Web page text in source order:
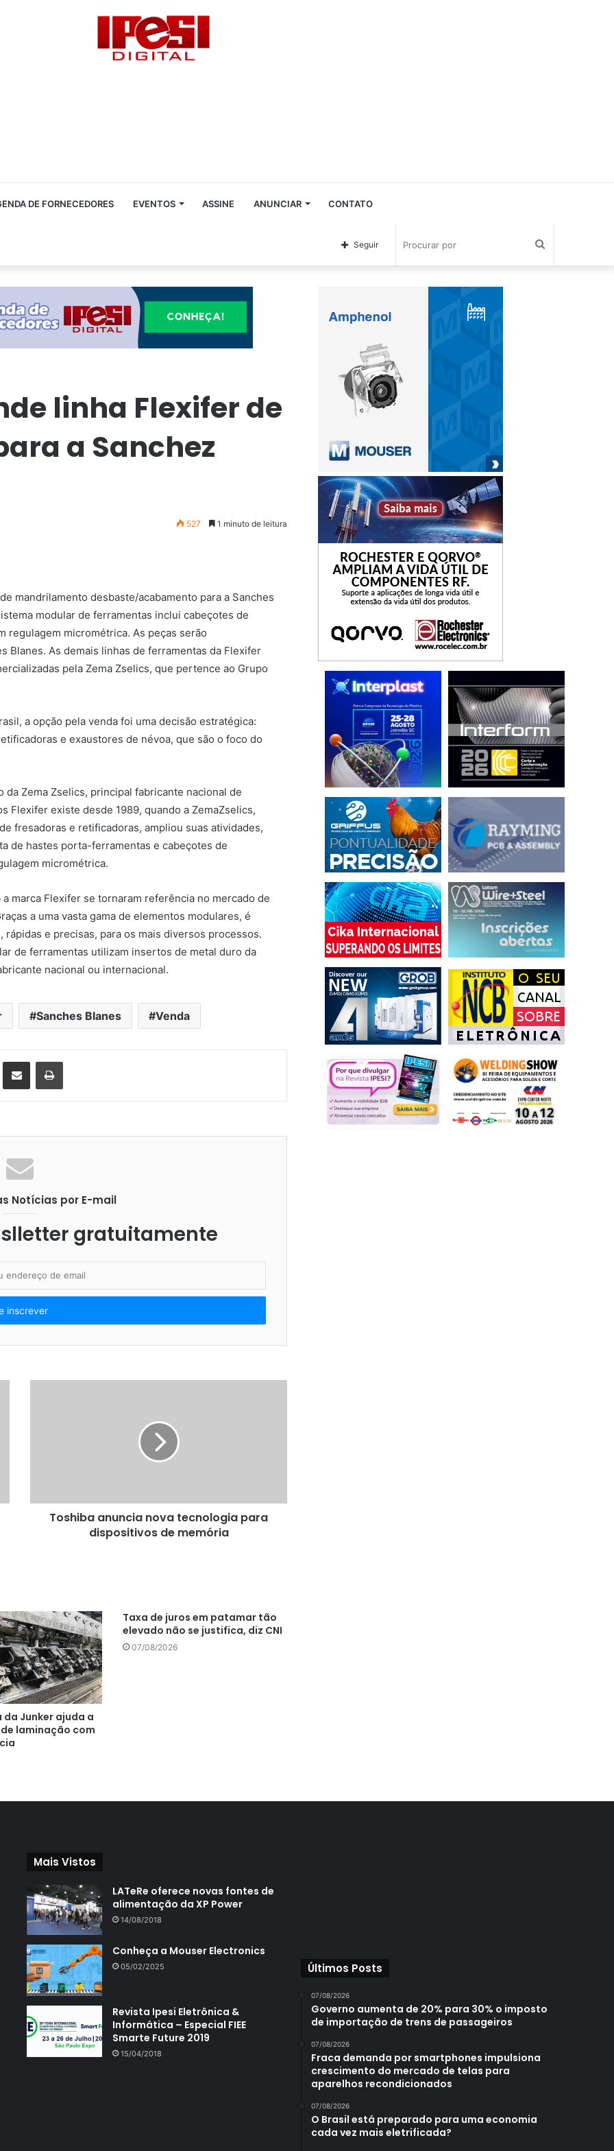
DE FORNECEDORES EVENTOS ASSINE ANUNCIAR CONTATO
Seguir
linha Flexifer de
a Sanchez
527 1 minuto de leitura
mandrilamento desbaste/acabamento para a Sanches
modular de ferramentas inclui cabeçotes de
regulagem micrométrica. As peças serão
Blanes. As demais linhas de ferramentas da Flexifer
pela Zema Zselics, que pertence ao Grupo
a opção pela venda foi uma decisão estratégica:
e exaustores de névoa, que são o foco do
Zema Zselics, principal fabricante nacional de
Flexifer existe desde 1989, quando a ZemaZselics,
fresadoras e retificadoras, ampliou suas atividades,
de hastes porta-ferramentas e cabeçotes de
micrométrica.
marca Flexifer se tornaram referência no mercado de
a uma vasta gama de elementos modulares, é
e precisas, para os mais diversos processos.
de ferramentas utilizam insertos de metal duro da
nacional ou internacional.
Sanches Blanes Venda
Notícias por E-mail
gratuitamente
Toshiba anuncia nova tecnologia para
dispositivos de memória
Junker ajuda a
laminação com
Taxa de juros em patamar tão
elevado não se justifica, diz CNI
07/08/2026
Mais Vistos
LATeRe oferece novas fontes de
alimentação da XP Power
14/08/2018
Conheça a Mouser Electronics
05/02/2025
Revista Ipesi Eletrônica &
Informática – Especial FIEE
Smarte Future 2019
15/04/2018
Últimos Posts
07/08/2026
Governo aumenta de 20% para 30% o imposto
de importação de trens de passageiros
07/08/2026
Fraca demanda por smartphones impulsiona
crescimento do mercado de telas para
aparelhos recondicionados
07/08/2026
O Brasil está preparado para uma economia
cada vez mais eletrificada?